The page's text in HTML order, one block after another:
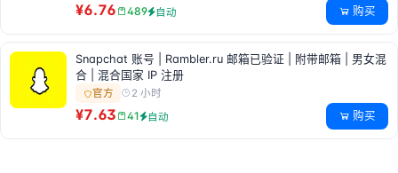
¥6.76 489 自动 购买
Snapchat 账号 | Rambler.ru 邮箱已验证 | 附带邮箱 | 男女混
合 | 混合国家 IP 注册
官方 2 小时
¥7.63 41 自动 购买